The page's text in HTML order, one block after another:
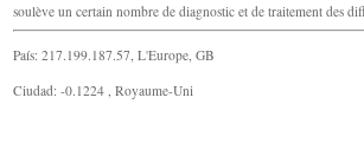
soulève un certain nombre de diagnostic et de traitement des
País: 217.199.187.57, L'Europe, GB
Ciudad: -0.1224 , Royaume-Uni